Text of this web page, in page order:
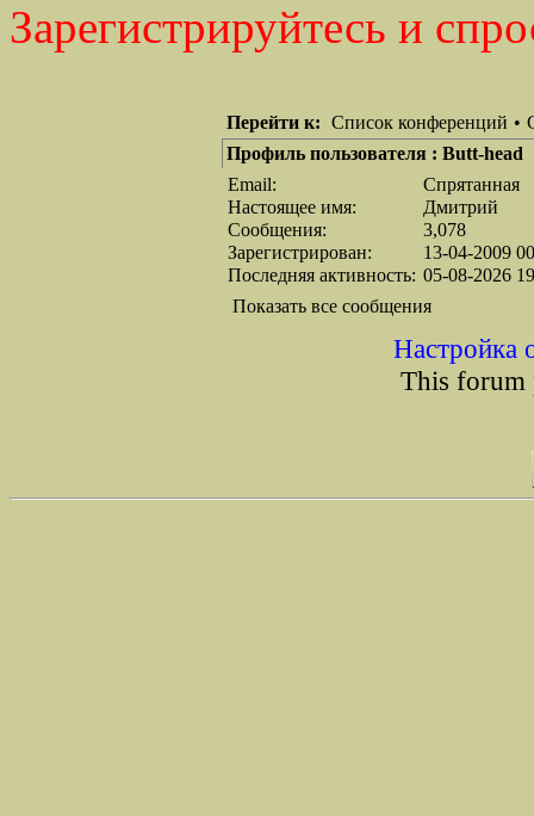
Зарегистрируйтесь и
Перейти к: Список конференций •
Профиль пользователя : Butt-
Email:
Спрятанная
Настоящее имя:
Дмитрий
Сообщения:
3,078
Зарегистрирован:
13-04-2009
Последняя активность: 05-08-2026
Показать все сообщения
Настройка
This